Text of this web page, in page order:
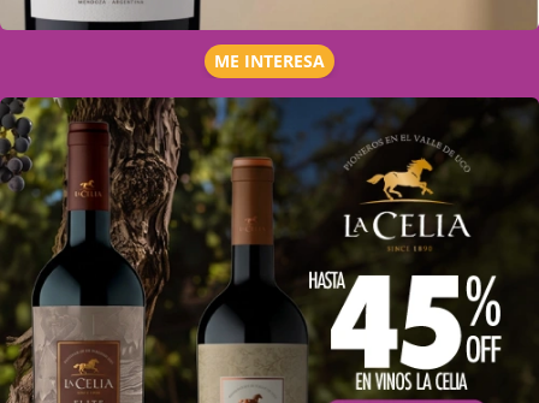
ME INTERESA